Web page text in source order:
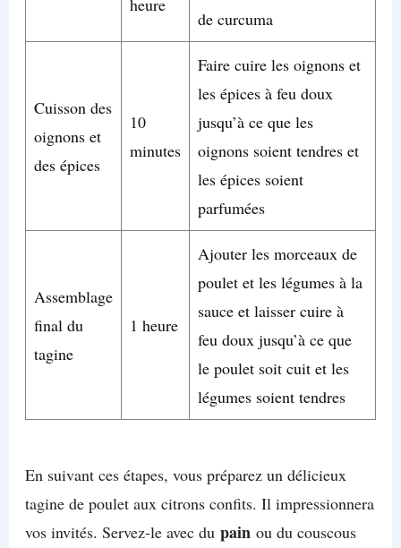
heure
de curcuma
Cuisson des
oignons et
des épices
10
minutes
Faire cuire les oignons et
les épices à feu doux
jusqu’à ce que les
oignons soient tendres et
les épices soient
parfumées
Assemblage
final du
tagine
1 heure
Ajouter les morceaux de
poulet et les légumes à la
sauce et laisser cuire à
feu doux jusqu’à ce que
le poulet soit cuit et les
légumes soient tendres
En suivant ces étapes, vous préparez un délicieux
tagine de poulet aux citrons confits. Il impressionnera
vos invités. Servez-le avec du painou du couscous